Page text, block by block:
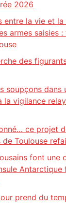
2026
entre la vie et
armes saisies
des
soupçons dans
la vigilance
ce projet
Toulouse
font une
prend du